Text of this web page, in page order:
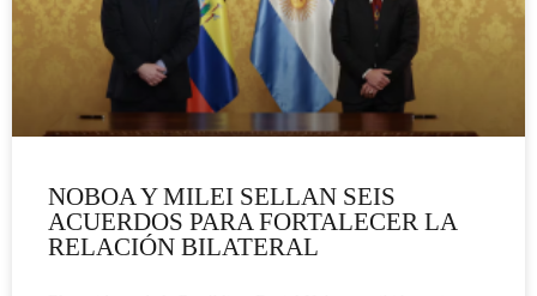
NOBOA Y MILEI SELLAN SEIS
ACUERDOS PARA FORTALECER LA
RELACIÓN BILATERAL